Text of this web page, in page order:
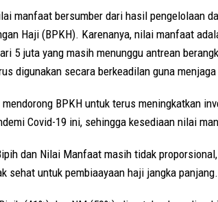
manfaat bersumber dari hasil pengelolaan
Haji (BPKH). Karenanya, nilai manfaat
5 juta yang masih menunggu antrean
digunakan secara berkeadilan guna
mendorong BPKH untuk terus meningkatkan
Covid-19 ini, sehingga kesediaan nilai
dan Nilai Manfaat masih tidak
sehat untuk pembiaayaan haji jangka panjang.